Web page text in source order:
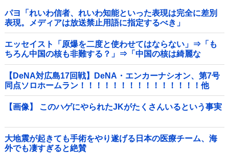
パヨ「れいわ信者、れいわ知能といった表現は完全に差別
表現。メディアは放送禁止用語に指定するべき」
エッセイスト「原爆を二度と使わせてはならない」⇒「も
ちろん中国の核も非難する？」⇒「中国の核は綺麗な
核！」
【DeNA対広島17回戦】DeNA・エンカーナシオン、第7号
同点ソロホームラン！！！！！！！！！！！！！！！他
【画像】 このハゲにやられたJKがたくさんいるという事実
大地震が起きても手術をやり遂げる日本の医療チーム、海
外でも凄すぎると絶賛